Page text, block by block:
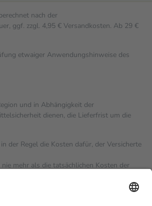
nach der
ggf. zzgl. 4,95 € Versandkosten. Ab 29 €
etwaiger Anwendungshinweise des
und in Abhängigkeit der
dienen, die Lieferfrist um die
der Regel die Kosten dafür, der Versicherte
nie mehr als die tatsächlichen Kosten der